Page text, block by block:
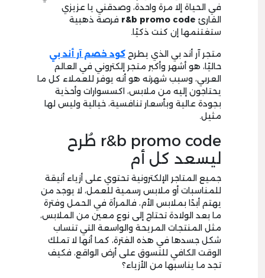
في الحياة إلا مرة واحدة، وصدقني يا عزيزي
القارئ r&b promo code فرصة ذهبية
ستغتنمها إن كنت ذكيًا.
متجر آر أند بي الذي يطرح كود خصم آر أند بي
حاليًا، هو أشهر وأكبر متجر إلكتروني في العالم
العربي، وسبب شهرته هو أنه يوفر للعملاء كل ما
يحتاجون إليه من ملابس، اكسسوارات وأحذية
بجودة عالية وبأسعار تنافسية، خيالية وليس لها
مثيل.
r&b promo code طُرح
ليسعد كل أم
جميع المتاجر الإلكترونية تحتوي على أزياء أنيقة
للمناسبات أو ملابس رسمية للعمل، لا يوجد من
يهتم أبدًا بملابس الأم، فالمرأة في الحمل وفترة
ما بعد الولادة تحتاج إلى نوع معين من الملابس،
مثل المنتجات المريحة والواسعة التي تنساب
شكل جسدها في هذه الفترة، كما أنها لا تملك
الوقت الكافي للتسوق على أرض الواقع، فكيف
تجد ما يناسبها من الأزياء؟